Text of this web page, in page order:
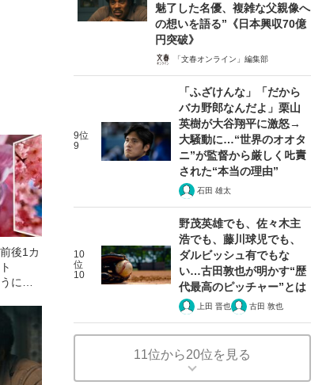
後1カ
に
魅了した名優、複雑な父親像へ
の想いを語る”《日本興収70億
円突破》
「文春オンライン」編集部
9位
9
「ふざけんな」「だから
バカ野郎なんだよ」栗山
英樹が大谷翔平に激怒→
大騒動に…“世界のオオタ
ニ”が監督から厳しく𠮟責
された“本当の理由”
石田 雄太
10
位
10
野茂英雄でも、佐々木主
浩でも、藤川球児でも、
ダルビッシュ有でもな
い…古田敦也が明かす“歴
代最高のピッチャー”とは
上田 晋也 古田 敦也
11位から20位を見る